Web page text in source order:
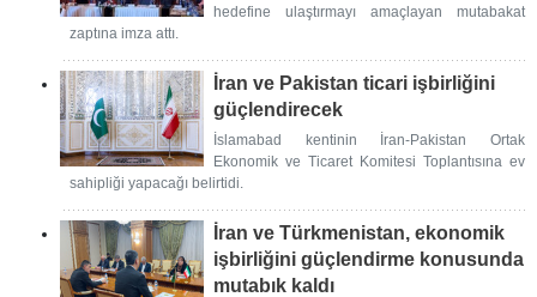
hedefine ulaştırmayı amaçlayan mutabakat
zaptına imza attı.
İran ve Pakistan ticari işbirliğini
güçlendirecek
İslamabad kentinin İran-Pakistan Ortak
Ekonomik ve Ticaret Komitesi Toplantısına ev
sahipliği yapacağı belirtidi.
İran ve Türkmenistan, ekonomik
işbirliğini güçlendirme konusunda
mutabık kaldı